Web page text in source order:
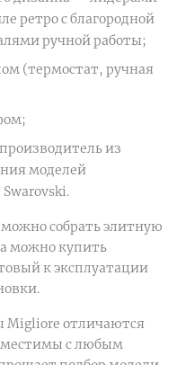
ретро с благородной
ручной работы;
(термостат, ручная
из
моделей
собрать элитную
можно купить
к эксплуатации
Migliore отличаются
с любым